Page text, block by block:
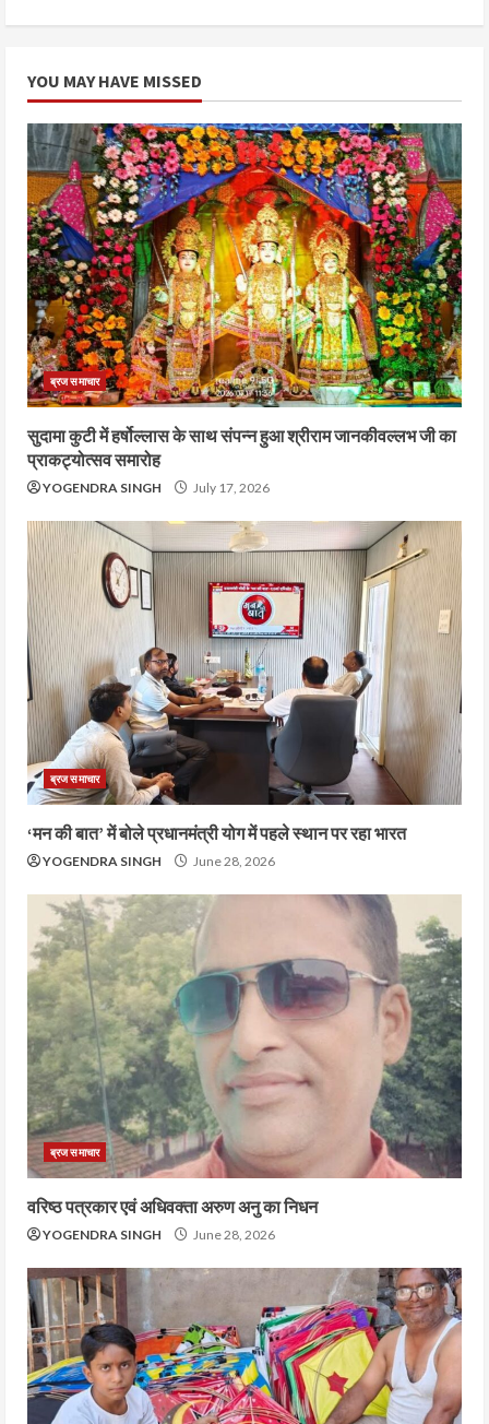
YOU MAY HAVE MISSED
ब्रज समाचार
सुदामा कुटी में हर्षोल्लास के साथ संपन्न हुआ श्रीराम जानकीवल्लभ जी का
प्राकट्योत्सव समारोह
YOGENDRA SINGH July 17, 2026
ब्रज समाचार
‘मन की बात’ में बोले प्रधानमंत्री योग में पहले स्थान पर रहा भारत
YOGENDRA SINGH June 28, 2026
ब्रज समाचार
वरिष्ठ पत्रकार एवं अधिवक्ता अरुण अनु का निधन
YOGENDRA SINGH June 28, 2026